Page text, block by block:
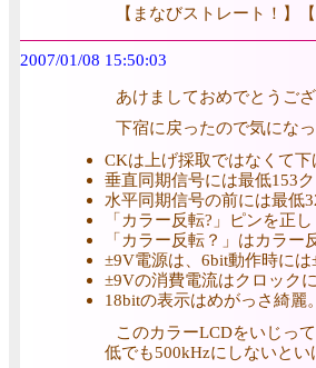
【まなびストレート！】
2007/01/08 15:50:03
あけましておめでとうご
下宿に戻ったので気にな
CKは上げ採取ではなくて下
垂直同期信号には最低153
水平同期信号の前には最低
「カラー反転?」ピンを正
「カラー反転？」はカラー
±9V電源は、6bit動作時に
±9Vの消費電流はクロック
18bitの表示はめがっさ綺麗。
このカラーLCDをいじっ
低でも500kHzにしないとい